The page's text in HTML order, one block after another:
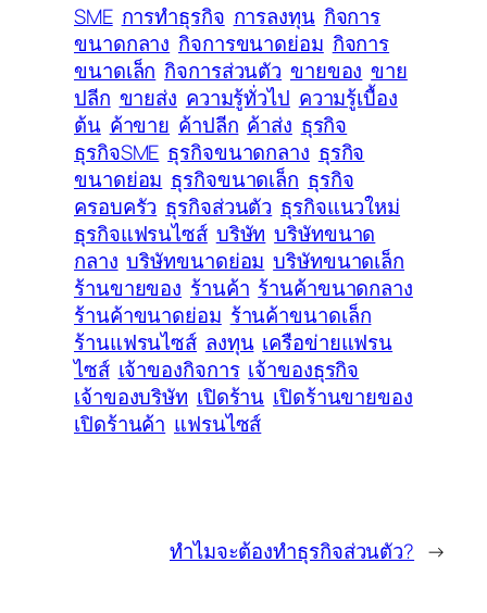
SME การทำธุรกิจ การลงทุน กิจการ
ขนาดกลาง กิจการขนาดย่อม กิจการ
ขนาดเล็ก กิจการส่วนตัว ขายของ ขาย
ปลีก ขายส่ง ความรู้ทั่วไป ความรู้เบื้อง
ต้น ค้าขาย ค้าปลีก ค้าส่ง ธุรกิจ
ธุรกิจSME ธุรกิจขนาดกลาง ธุรกิจ
ขนาดย่อม ธุรกิจขนาดเล็ก ธุรกิจ
ครอบครัว ธุรกิจส่วนตัว ธุรกิจแนวใหม่
ธุรกิจแฟรนไซส์ บริษัท บริษัทขนาด
กลาง บริษัทขนาดย่อม บริษัทขนาดเล็ก
ร้านขายของ ร้านค้า ร้านค้าขนาดกลาง
ร้านค้าขนาดย่อม ร้านค้าขนาดเล็ก
ร้านแฟรนไซส์ ลงทุน เครือข่ายแฟรน
ไซส์ เจ้าของกิจการ เจ้าของธุรกิจ
เจ้าของบริษัท เปิดร้าน เปิดร้านขายของ
เปิดร้านค้า แฟรนไซส์
ทำไมจะต้องทำธุรกิจส่วนตัว? →